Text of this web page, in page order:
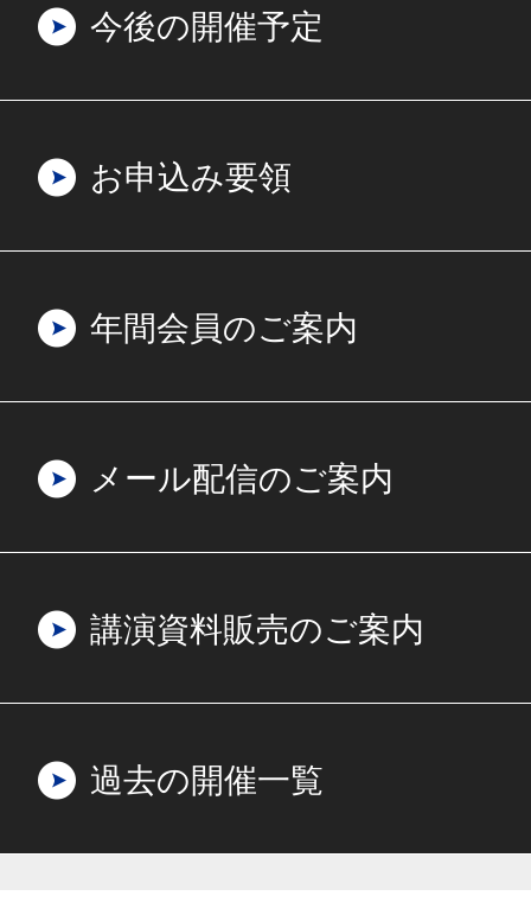
今後の開催予定
お申込み要領
年間会員のご案内
メール配信のご案内
講演資料販売のご案内
過去の開催一覧